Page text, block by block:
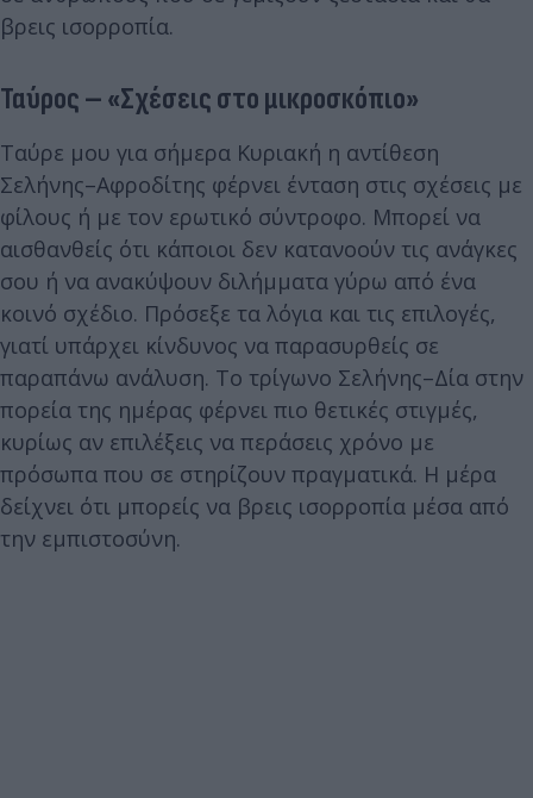
βρεις ισορροπία.
Ταύρος – «Σχέσεις στο μικροσκόπιο»
Ταύρε μου για σήμερα Κυριακή η αντίθεση
Σελήνης–Αφροδίτης φέρνει ένταση στις σχέσεις με
φίλους ή με τον ερωτικό σύντροφο. Μπορεί να
αισθανθείς ότι κάποιοι δεν κατανοούν τις ανάγκες
σου ή να ανακύψουν διλήμματα γύρω από ένα
κοινό σχέδιο. Πρόσεξε τα λόγια και τις επιλογές,
γιατί υπάρχει κίνδυνος να παρασυρθείς σε
παραπάνω ανάλυση. Το τρίγωνο Σελήνης–Δία στην
πορεία της ημέρας φέρνει πιο θετικές στιγμές,
κυρίως αν επιλέξεις να περάσεις χρόνο με
πρόσωπα που σε στηρίζουν πραγματικά. Η μέρα
δείχνει ότι μπορείς να βρεις ισορροπία μέσα από
την εμπιστοσύνη.